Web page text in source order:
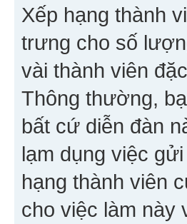
Xếp hạng thành
trưng cho số
vài thành viên
Thông thường,
bất cứ diễn đàn
lạm dụng việc
hạng thành viên
cho việc làm này